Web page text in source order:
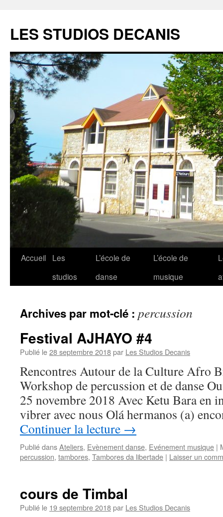
LES STUDIOS DECANIS
Aller
Accueil
Les
studios
L’école de
danse
L’école de
musique
Archives par mot-clé : percussion
Festival AJHAYO #4
Publié le28 septembre 2018par Les Studios Decanis
Rencontres Autour de la Culture Afro
Workshop de percussion et de danse
25 novembre 2018 Avec Ketu Bara en
vibrer avec nous Olá hermanos (a)
Continuer la lecture →
Publié dansAteliers, Evènement danse, Evénement musique |
percussion, tambores, Tambores da libertade | Laisser un
cours de Timbal
Publié le 19 septembre 2018par Les Studios Decanis